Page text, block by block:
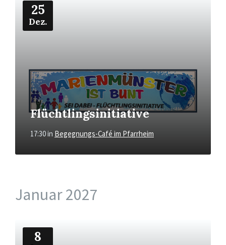
25
Dez.
Flüchtlingsinitiative
17:30in Begegnungs-Café im Pfarrheim
Januar 2027
8